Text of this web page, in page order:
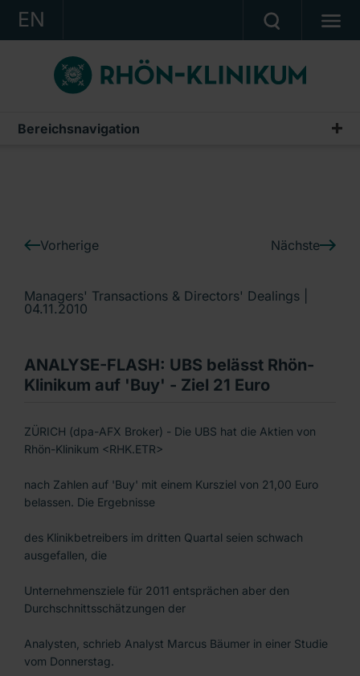
EN
KONZERN
KLINIKEN
KARRIERE
Ein Unternehmen der RHÖN-KLINIKUM AG
Bereichsnavigation
IR-News
Vorherige Nächste
Managers' Transactions & Directors' Dealings |
04.11.2010
ANALYSE-FLASH: UBS belässt Rhön-
Klinikum auf 'Buy' - Ziel 21 Euro
ZÜRICH (dpa-AFX Broker) - Die UBS hat die Aktien von
Rhön-Klinikum <RHK.ETR>
nach Zahlen auf 'Buy' mit einem Kursziel von 21,00 Euro
belassen. Die Ergebnisse
des Klinikbetreibers im dritten Quartal seien schwach
ausgefallen, die
Unternehmensziele für 2011 entsprächen aber den
Durchschnittsschätzungen der
Analysten, schrieb Analyst Marcus Bäumer in einer Studie
vom Donnerstag.